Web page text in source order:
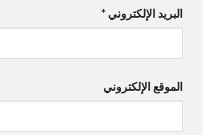
البريد الإلكتروني *
الموقع الإلكتروني